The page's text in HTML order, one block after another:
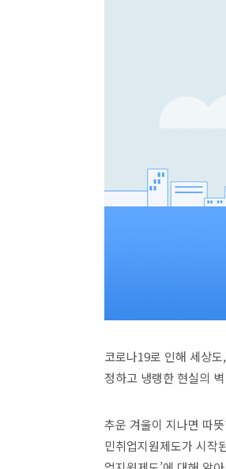
코로나19로 인해 세상
정하고 냉랭한 현실의
추운 겨울이 지나면 따
민취업지원제도가 시작